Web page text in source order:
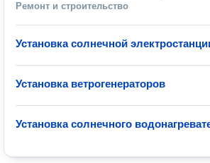
Ремонт и строительство
Установка солнечной
Установка ветрогенераторов
Установка солнечного